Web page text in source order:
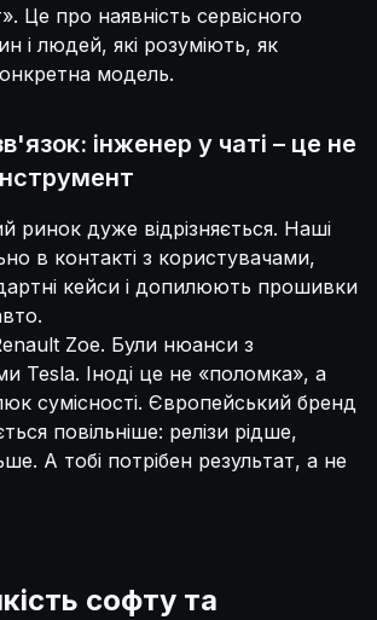
Це про наявність сервісного
і людей, які розуміють, як
модель.
інженер у чаті – це не
ринок дуже відрізняється. Наші
в контакті з користувачами,
кейси і допилюють прошивки
Zoe. Були нюанси з
Tesla. Іноді це не «поломка», а
сумісності. Європейський бренд
повільніше: релізи рідше,
А тобі потрібен результат, а не
софту та